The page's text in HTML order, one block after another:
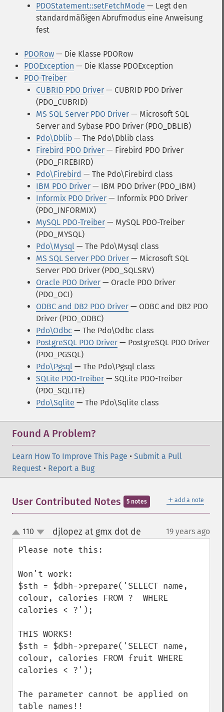
PDOStatement::setFetchMode — Legt den
standardmäßigen Abrufmodus eine Anweisung
fest
PDORow — Die Klasse PDORow
PDOException — Die Klasse PDOException
PDO-Treiber
CUBRID PDO Driver — CUBRID PDO Driver
(PDO_CUBRID)
MS SQL Server PDO Driver — Microsoft SQL
Server and Sybase PDO Driver (PDO_DBLIB)
Pdo\Dblib — The Pdo\Dblib class
Firebird PDO Driver — Firebird PDO Driver
(PDO_FIREBIRD)
Pdo\Firebird — The Pdo\Firebird class
IBM PDO Driver — IBM PDO Driver (PDO_IBM)
Informix PDO Driver — Informix PDO Driver
(PDO_INFORMIX)
MySQL PDO-Treiber — MySQL PDO-Treiber
(PDO_MYSQL)
Pdo\Mysql — The Pdo\Mysql class
MS SQL Server PDO Driver — Microsoft SQL
Server PDO Driver (PDO_SQLSRV)
Oracle PDO Driver — Oracle PDO Driver
(PDO_OCI)
ODBC and DB2 PDO Driver — ODBC and DB2 PDO
Driver (PDO_ODBC)
Pdo\Odbc — The Pdo\Odbc class
PostgreSQL PDO Driver — PostgreSQL PDO Driver
(PDO_PGSQL)
Pdo\Pgsql — The Pdo\Pgsql class
SQLite PDO-Treiber — SQLite PDO-Treiber
(PDO_SQLITE)
Pdo\Sqlite — The Pdo\Sqlite class
Found A Problem?
Learn How To Improve This Page • Submit a Pull
Request • Report a Bug
＋ add a note
User Contributed Notes 5 notes
up
down
110 djlopez at gmx dot de 19 years ago
Please note this:
Won't work:
$sth = $dbh->prepare('SELECT name,
colour, calories FROM ?  WHERE
calories < ?');
THIS WORKS!
$sth = $dbh->prepare('SELECT name,
colour, calories FROM fruit WHERE
calories < ?');
The parameter cannot be applied on
table names!!